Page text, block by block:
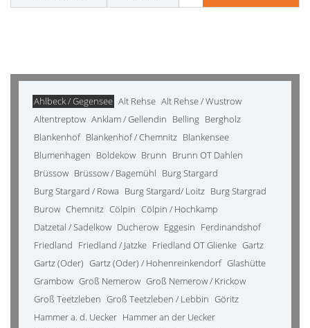
Ahlbeck / Gegensee Alt Rehse Alt Rehse / Wustrow
Altentreptow Anklam / Gellendin Belling Bergholz
Blankenhof Blankenhof / Chemnitz Blankensee
Blumenhagen Boldekow Brunn Brunn OT Dahlen
Brüssow Brüssow / Bagemühl Burg Stargard
Burg Stargard / Rowa Burg Stargard/ Loitz Burg Stargrad
Burow Chemnitz Cölpin Cölpin / Hochkamp
Datzetal / Sadelkow Ducherow Eggesin Ferdinandshof
Friedland Friedland / Jatzke Friedland OT Glienke Gartz
Gartz (Oder) Gartz (Oder) / Hohenreinkendorf Glashütte
Grambow Groß Nemerow Groß Nemerow / Krickow
Groß Teetzleben Groß Teetzleben / Lebbin Göritz
Hammer a. d. Uecker Hammer an der Uecker